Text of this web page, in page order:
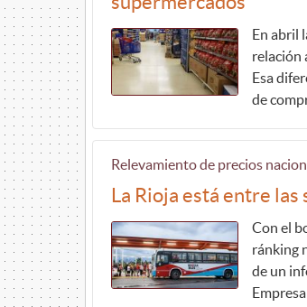
En abril
relación
Esa
de
Relevamiento de precios
La Rioja está entre
Con el
ránking
de un